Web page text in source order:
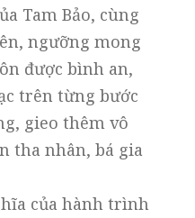
Tam Bảo, cùng
ngưỡng mong
được bình an,
trên từng bước
gieo thêm vô
tha nhân, bá gia
của hành trình